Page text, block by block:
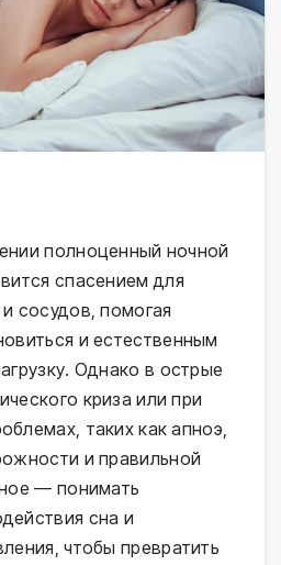
полноценный ночной
спасением для
сосудов, помогая
и естественным
Однако в острые
криза или при
таких как апноэ,
и правильной
— понимать
сна и
чтобы превратить